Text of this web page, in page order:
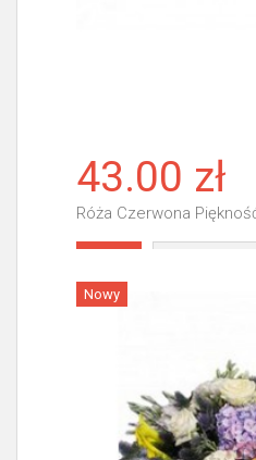
43.00 zł
Róża Czerwona
Nowy